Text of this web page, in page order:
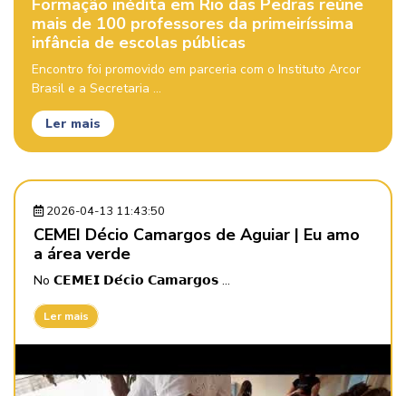
mais de 100 professores da primeiríssima
infância de escolas públicas
Encontro foi promovido em parceria com o Instituto Arcor
Brasil e a Secretaria ...
Ler mais
2026-04-13 11:43:50
CEMEI Décio Camargos de Aguiar | Eu amo
a área verde
No 𝗖𝗘𝗠𝗘𝗜 𝗗𝗲́𝗰𝗶𝗼 𝗖𝗮𝗺𝗮𝗿𝗴𝗼𝘀 ...
Ler mais